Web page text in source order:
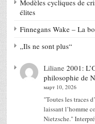
Modèles cycliques de
élites
Finnegans Wake – La
„Ils ne sont plus“
Liliane 2001:
philosophie de
март 10, 2026
"Toutes les traces
laissant l’homme
Nietzsche."